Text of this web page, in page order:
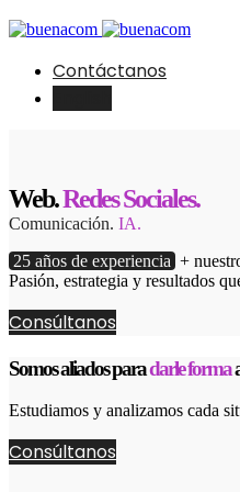
Contáctanos
Web.Redes Sociales.
Comunicación. IA.
25 años de experiencia +
Pasión, estrategia y resultados
Consúltanos
Somos aliados paradarle forma
Estudiamos y analizamos cada
Consúltanos